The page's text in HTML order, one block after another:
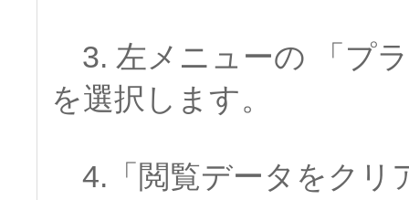
3. 左メニューの 「プ
を選択します。
4.「閲覧データをクリ